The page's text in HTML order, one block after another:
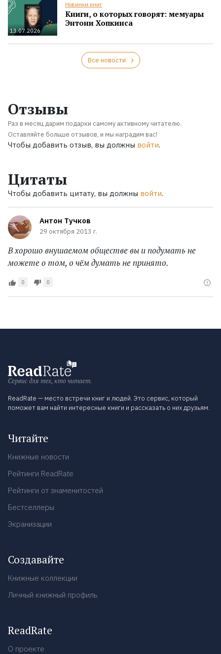
13.07.2026
Новинки книг
Книги, о которых говорят: мемуары
Энтони Хопкинса
Все новости
Отзывы
Раз в месяц дарим подарки самому активному читателю.
Оставляйте больше отзывов, и мы наградим вас!
Чтобы добавить отзыв, вы должны войти.
Цитаты
Чтобы добавить цитату, вы должны войти.
Антон Тучков
29 октября 2013 г.
В хорошо внушаемом обществе вы и подумать не
можете о том, о чём думать не принято.
0 0
Сервис для тех, кто читает.
ReadRate — место встречи книг и людей. Это сервис, который
поможет вам найти интересные книги и рассказать о них друзьям.
Читайте
Книжные новости
Рейтинги ReadRate
Рейтинги от знаменитостей
Бестселлеры
Экранизации
Создавайте
Книжные коллекции
Личный книжный профиль
ReadRate
О проекте